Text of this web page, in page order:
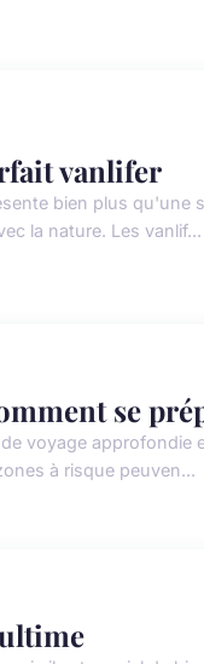
vanlifer
bien plus qu'une
la nature. Les vanlif...
se
voyage approfondie
à risque peuven...